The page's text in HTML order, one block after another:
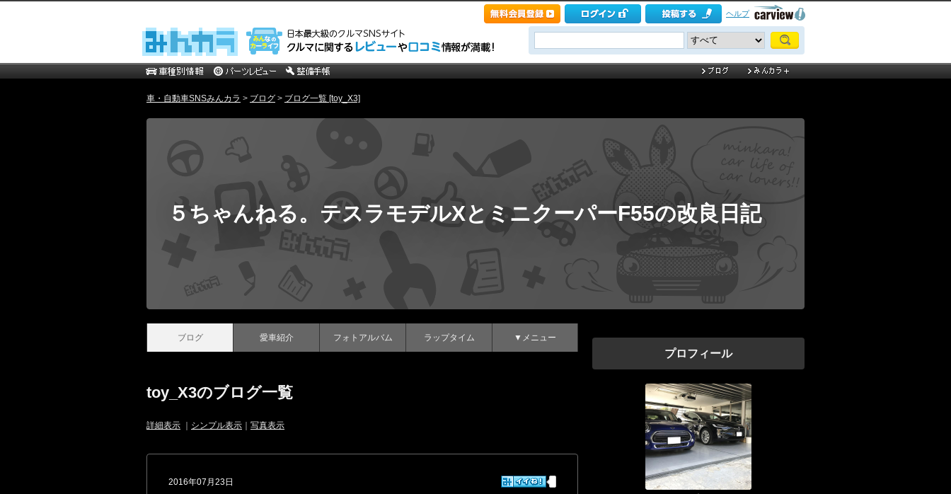
ヘルプ
車・自動車SNSみんカラ > ブログ > ブログ一覧 [toy_X3]
５ちゃんねる。テスラモデルXとミニクーパーF55の改良日記
ブログ 愛車紹介 フォトアルバム ラップタイム ▼メニュー
toy_X3のブログ一覧
詳細表示 シンプル表示 写真表示
2016年07月23日
プロフィール